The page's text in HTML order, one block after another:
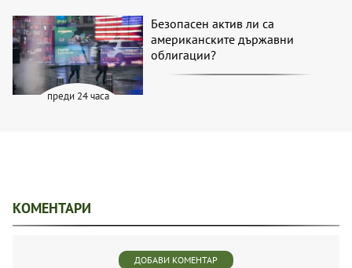
преди 24 часа
Безопасен актив ли са
американските държавни
облигации?
КОМЕНТАРИ
ДОБАВИ КОМЕНТАР